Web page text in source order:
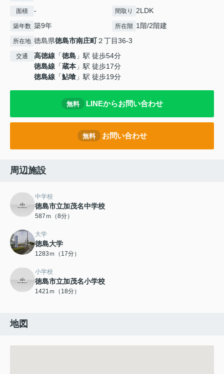
面積 - 間取り 2LDK
築年数 築9年 所在階 1階/2階建
所在地 徳島県徳島市南庄町２丁目36-3
交通 高徳線 「徳島 」駅 徒歩54分
徳島線 「蔵本 」駅 徒歩17分
徳島線 「鮎喰 」駅 徒歩19分
無料 LINEからお問い合わせ
無料 お問い合わせ
周辺施設
中学校
徳島市立加茂名中学校
587ｍ（8分）
大学
徳島大学
1283ｍ（17分）
小学校
徳島市立加茂名小学校
1421ｍ（18分）
地図